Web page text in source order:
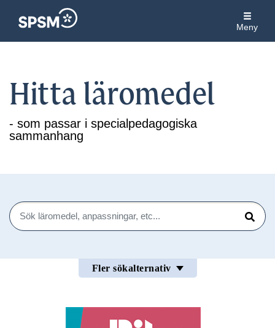
Meny
Hitta läromedel
- som passar i specialpedagogiska
sammanhang
Sök
Sök
Fler sökalternativ